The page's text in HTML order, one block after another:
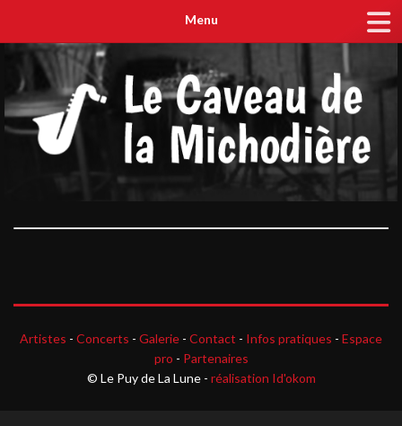
Menu
Artistes - Concerts - Galerie - Contact - Infos pratiques - Espace
pro - Partenaires
© Le Puy de La Lune - réalisation Id'okom